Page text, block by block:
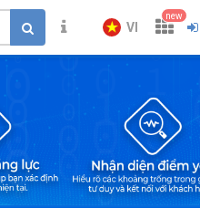
VI
new